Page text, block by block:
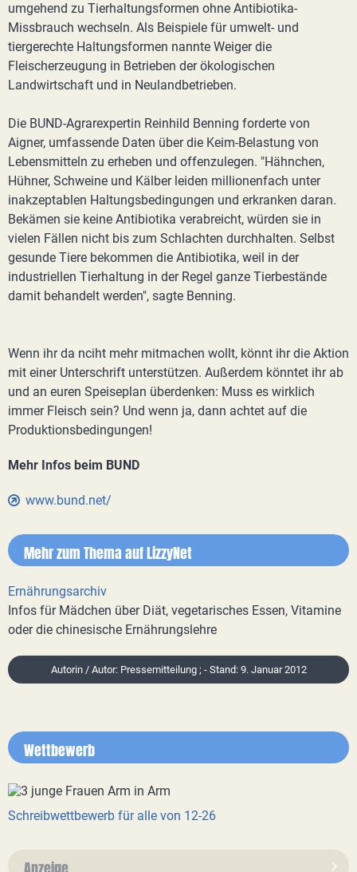
umgehend zu Tierhaltungsformen ohne Antibiotika-
Missbrauch wechseln. Als Beispiele für umwelt- und
tiergerechte Haltungsformen nannte Weiger die
Fleischerzeugung in Betrieben der ökologischen
Landwirtschaft und in Neulandbetrieben.
Die BUND-Agrarexpertin Reinhild Benning forderte von
Aigner, umfassende Daten über die Keim-Belastung von
Lebensmitteln zu erheben und offenzulegen. "Hähnchen,
Hühner, Schweine und Kälber leiden millionenfach unter
inakzeptablen Haltungsbedingungen und erkranken daran.
Bekämen sie keine Antibiotika verabreicht, würden sie in
vielen Fällen nicht bis zum Schlachten durchhalten. Selbst
gesunde Tiere bekommen die Antibiotika, weil in der
industriellen Tierhaltung in der Regel ganze Tierbestände
damit behandelt werden", sagte Benning.
Wenn ihr da nciht mehr mitmachen wollt, könnt ihr die Aktion
mit einer Unterschrift unterstützen. Außerdem könntet ihr ab
und an euren Speiseplan überdenken: Muss es wirklich
immer Fleisch sein? Und wenn ja, dann achtet auf die
Produktionsbedingungen!
Mehr Infos beim BUND
www.bund.net/
Mehr zum Thema auf LizzyNet
Ernährungsarchiv
Infos für Mädchen über Diät, vegetarisches Essen, Vitamine
oder die chinesische Ernährungslehre
Autorin / Autor: Pressemitteilung ; - Stand: 9. Januar 2012
Wettbewerb
Schreibwettbewerb für alle von 12-26